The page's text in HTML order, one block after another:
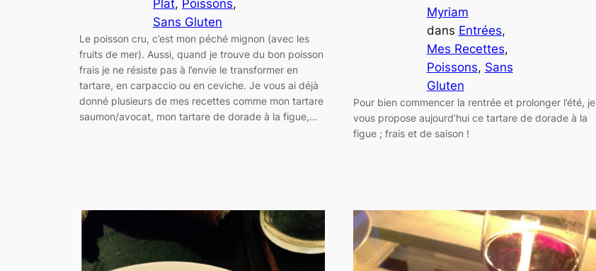
Plat, Poissons
Sans Gluten
Le poisson cru, c’est mon péché mignon (avec les
fruits de mer). Aussi, quand je trouve du bon poisson
frais je ne résiste pas à l’envie le transformer en
tartare, en carpaccio ou en ceviche. Je vous ai déjà
donné plusieurs de mes recettes comme mon tartare
saumon/avocat, mon tartare de dorade à la figue,…
Myriam
dans Entrées
Mes Recettes
Poissons, Sans
Gluten
Pour bien commencer la rentrée et prolonger l’été, je
vous propose aujourd’hui ce tartare de dorade à la
figue ; frais et de saison !